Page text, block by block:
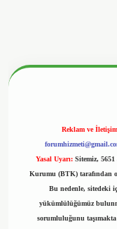
Reklam ve
Yasal Uyarı: Sitemiz,
Kurumu (BTK) tarafından
Bu nedenle, sitedeki
yükümlülüğümüz
sorumluluğunu